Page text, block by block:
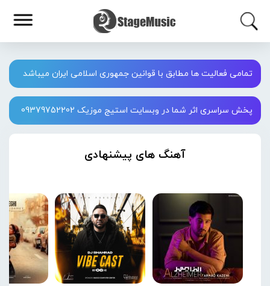
تمامی فعالیت ها مطابق با قوانین جمهوری اسلامی ایران میباشد
پخش سراسری اثر شما در وبسایت استیج موزیک 09379752202
آهنگ های پیشنهادی